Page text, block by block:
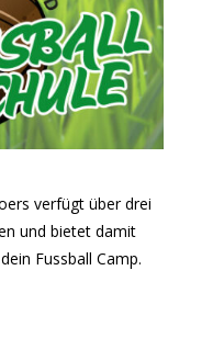
verfügt über drei
und bietet damit
Fussball Camp.